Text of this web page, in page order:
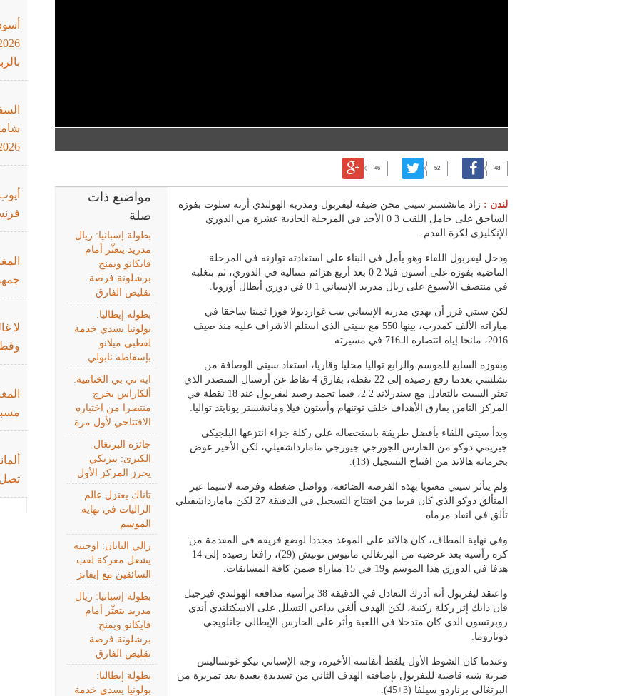
48
52
46
مواضيع ذات
صلة
بطولة إسبانيا: ريال
مدريد يتعثّر أمام
فايكانو ويمنح
برشلونة فرصة
تقليص الفارق
بطولة إيطاليا:
بولونيا يسدي خدمة
لقطبي ميلانو
بإسقاطه نابولي
ايه تي بي الختامية:
ألكاراس يخرج
منتصرا من اختباره
الافتتاحي لأول مرة
جائزة البرتغال
الكبرى: بيزيكي
يحرز المركز الأول
تاناك يعتزل عالم
الراليات في نهاية
الموسم
رالي اليابان: اوجييه
يشعل معركة لقب
السائقين مع إيفانز
بطولة إسبانيا: ريال
مدريد يتعثّر أمام
فايكانو ويمنح
برشلونة فرصة
تقليص الفارق
بطولة إيطاليا:
بولونيا يسدي خدمة
لندن : زاد مانشستر سيتي محن ضيفه ليفربول ومدربه الهولندي أرنه سلوت بفوزه
الساحق على حامل اللقب 3 0 الأحد في المرحلة الحادية عشرة من الدوري
الإنكليزي لكرة القدم.
ودخل ليفربول اللقاء وهو يأمل في البناء على استعادته توازنه في المرحلة
الماضية بفوزه على أستون فيلا 2 0 بعد أربع هزائم متتالية في الدوري، ثم بتغلبه
في منتصف الأسبوع على ريال مدريد الإسباني 1 0 في دوري أبطال أوروبا.
لكن سيتي قرر أن يهدي مدربه الإسباني بيب غوارديولا فوزا ثمينا ساحقا في
مباراته الألف كمدرب، بينها 550 مع سيتي الذي استلم الاشراف عليه منذ صيف
2016، مانحا إياه انتصاره الـ716 في مسيرته.
وبفوزه السابع للموسم والرابع تواليا محليا وقاريا، استعاد سيتي الوصافة من
تشلسي بعدما رفع رصيده إلى 22 نقطة، بفارق 4 نقاط عن أرسنال المتصدر الذي
تعثر السبت بالتعادل مع سندرلاند 2 2، فيما تجمد رصيد ليفربول عند 18 نقطة في
المركز الثامن بفارق الأهداف خلف توتنهام وأستون فيلا ومانشستر يونايتد تواليا.
وبدأ سيتي اللقاء بأفضل طريقة باستحصاله على ركلة جزاء انتزعها البلجيكي
جيريمي دوكو من الحارس الجورجي جيورجي مامارداشفيلي، لكن الأخير عوض
بحرمانه هالاند من افتتاح التسجيل (13).
ولم يتأثر سيتي معنويا بهذه الفرصة الضائعة، وواصل ضغطه وفرصه لاسيما عبر
المتألق دوكو الذي كان قريبا من افتتاح التسجيل في الدقيقة 27 لكن مامارداشفيلي
تألق في انقاذ مرماه.
وفي نهاية المطاف، كان هالاند على الموعد مجددا لوضع فريقه في المقدمة من
كرة رأسية بعد عرضية من البرتغالي ماتيوس نونيش (29)، رافعا رصيده إلى 14
هدفا في الدوري هذا الموسم و19 في 15 مباراة ضمن كافة المسابقات.
واعتقد ليفربول أنه أدرك التعادل في الدقيقة 38 برأسية مدافعه الهولندي فيرجيل
فان دايك إثر ركلة ركنية، لكن الهدف ألغي بداعي التسلل على الاسكتلندي أندي
روبرتسون الذي كان متدخلا في اللعبة وأثر على الحارس الإيطالي جانلويجي
دوناروما.
وعندما كان الشوط الأول يلفظ أنفاسه الأخيرة، وجه الإسباني نيكو غونساليس
ضربة شبه قاضية لليفربول بإضافته الهدف الثاني من تسديدة بعيدة بعد تمريرة من
البرتغالي برناردو سيلفا (3+45).
لا